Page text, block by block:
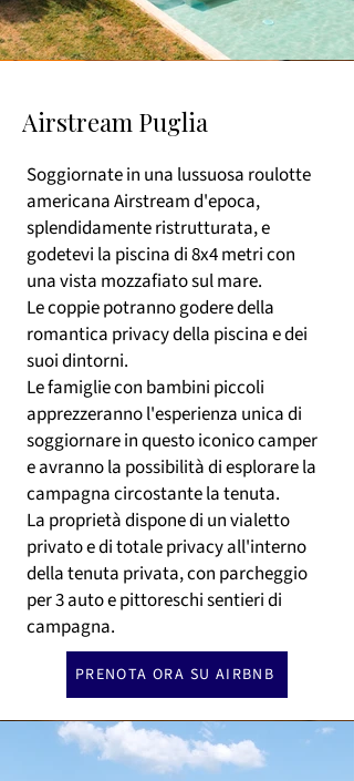
Airstream Puglia
Soggiornate in una lussuosa roulotte
americana Airstream d'epoca,
splendidamente ristrutturata, e
godetevi la piscina di 8x4 metri con
una vista mozzafiato sul mare.
Le coppie potranno godere della
romantica privacy della piscina e dei
suoi dintorni.
Le famiglie con bambini piccoli
apprezzeranno l'esperienza unica di
soggiornare in questo iconico camper
e avranno la possibilità di esplorare la
campagna circostante la tenuta.
La proprietà dispone di un vialetto
privato e di totale privacy all'interno
della tenuta privata, con parcheggio
per 3 auto e pittoreschi sentieri di
campagna.
PRENOTA ORA SU AIRBNB